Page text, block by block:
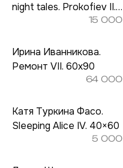
night tales. Prokofiev II.
15 000
Ирина Иванникова.
Ремонт VII. 60х90
64 000
Катя Туркина Фасо.
Sleeping Alice IV. 40×60
5 000